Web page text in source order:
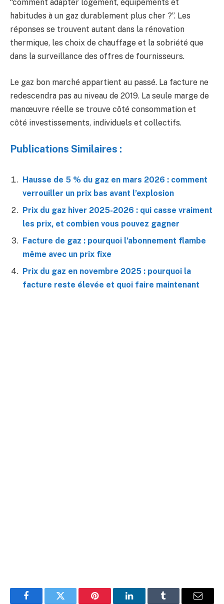
“comment adapter logement, équipements et
habitudes à un gaz durablement plus cher ?”. Les
réponses se trouvent autant dans la rénovation
thermique, les choix de chauffage et la sobriété que
dans la surveillance des offres de fournisseurs.
Le gaz bon marché appartient au passé. La facture ne
redescendra pas au niveau de 2019. La seule marge de
manœuvre réelle se trouve côté consommation et
côté investissements, individuels et collectifs.
Publications Similaires :
Hausse de 5 % du gaz en mars 2026 : comment
verrouiller un prix bas avant l’explosion
Prix du gaz hiver 2025-2026 : qui casse vraiment
les prix, et combien vous pouvez gagner
Facture de gaz : pourquoi l’abonnement flambe
même avec un prix fixe
Prix du gaz en novembre 2025 : pourquoi la
facture reste élevée et quoi faire maintenant